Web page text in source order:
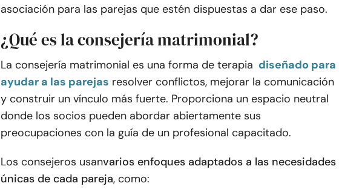
asociación para las parejas que estén dispuestas a dar ese paso.
¿Qué es la consejería matrimonial?
La consejería matrimonial es una forma de terapia diseñado para
ayudar a las parejas resolver conflictos, mejorar la comunicación
y construir un vínculo más fuerte. Proporciona un espacio neutral
donde los socios pueden abordar abiertamente sus
preocupaciones con la guía de un profesional capacitado.
Los consejeros usanvarios enfoques adaptados a las necesidades
únicas de cada pareja, como: